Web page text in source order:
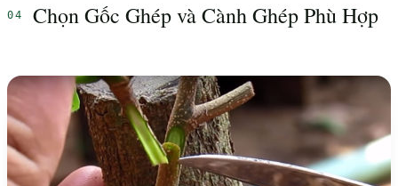
Chọn Gốc Ghép và Cành Ghép Phù Hợp